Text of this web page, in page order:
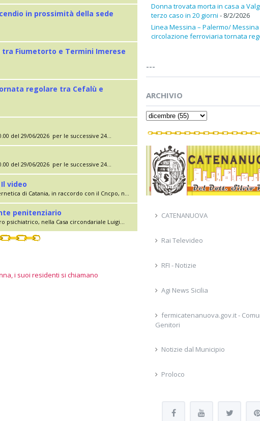
in prossimità della sede
Fiumetorto e Termini Imerese
regolare tra Cefalù e
del 29/06/2026 per le successive 24...
del 29/06/2026 per le successive 24...
video
di Catania, in raccordo con il Cncpo, n...
penitenziario
nella Casa circondariale Luigi...
i suoi residenti si chiamano
Donna trovata morta in casa a
terzo caso in 20 giorni - 8/2/2026
Linea Messina – Palermo/ Messina
circolazione ferroviaria tornata
---
ARCHIVIO
CATENANUOVA
Rai Televideo
RFI - Notizie
Agi News Sicilia
fermicatenanuova.gov.it -
Genitori
Notizie dal Municipio
Proloco